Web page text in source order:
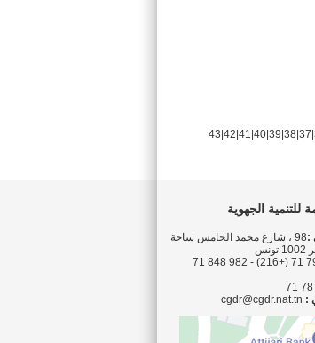
37
|
38
39
|
40
41
42
43
للتنمية الجهوية
:
98 ، شارع محمد الخامس ساحة
454 799 71 (+216) - 982 848 71
:
cgdr@cgdr.nat.tn